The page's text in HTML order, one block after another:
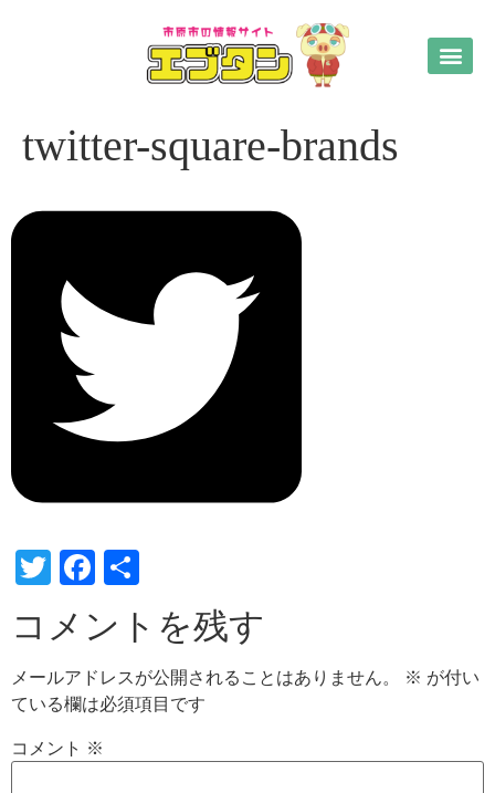
twitter-square-brands
TwitterFacebook
有
コメントを残す
メールアドレスが公開されることはありません。 ※ が付い
ている欄は必須項目です
コメント ※